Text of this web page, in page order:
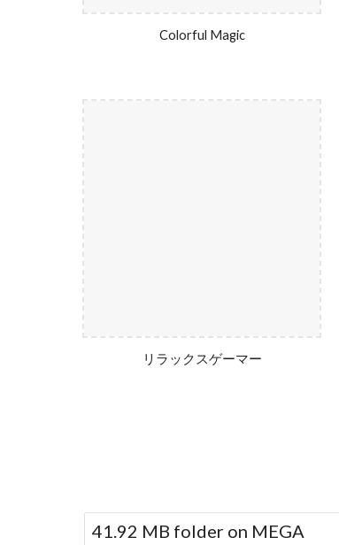
Colorful Magic
リラックスゲーマー
41.92 MB folder on MEGA